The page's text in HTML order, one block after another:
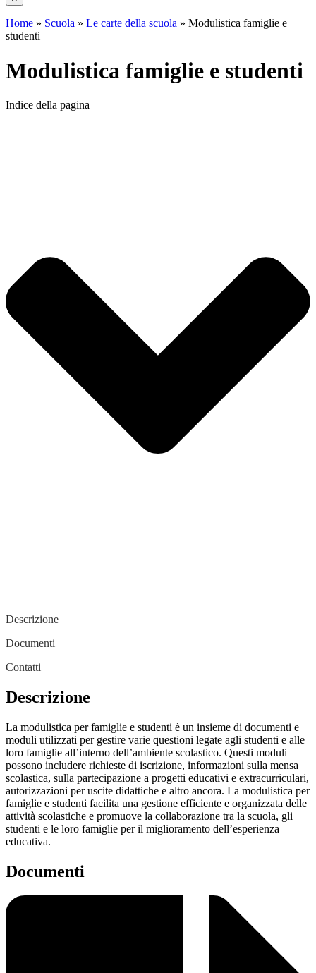
Home » Scuola » Le carte della scuola » Modulistica famiglie e
studenti
Modulistica famiglie e studenti
Indice della pagina
Descrizione
Documenti
Contatti
Descrizione
La modulistica per famiglie e studenti è un insieme di documenti e
moduli utilizzati per gestire varie questioni legate agli studenti e alle
loro famiglie all’interno dell’ambiente scolastico. Questi moduli
possono includere richieste di iscrizione, informazioni sulla mensa
scolastica, sulla partecipazione a progetti educativi e extracurriculari,
autorizzazioni per uscite didattiche e altro ancora. La modulistica per
famiglie e studenti facilita una gestione efficiente e organizzata delle
attività scolastiche e promuove la collaborazione tra la scuola, gli
studenti e le loro famiglie per il miglioramento dell’esperienza
educativa.
Documenti